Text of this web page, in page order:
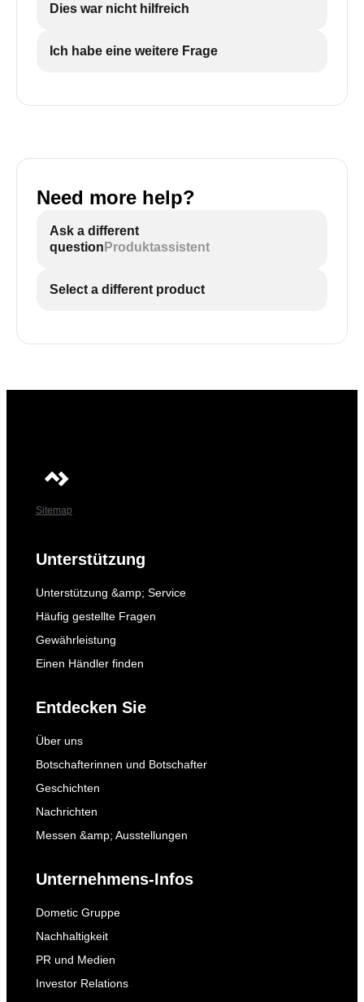
Dies war nicht hilfreich
Ich habe eine weitere Frage
Need more help?
Ask a different
question Produktassistent
Select a different product
Sitemap
Unterstützung
Unterstützung &amp; Service
Häufig gestellte Fragen
Gewährleistung
Einen Händler finden
Entdecken Sie
Über uns
Botschafterinnen und Botschafter
Geschichten
Nachrichten
Messen &amp; Ausstellungen
Unternehmens-Infos
Dometic Gruppe
Nachhaltigkeit
PR und Medien
Investor Relations